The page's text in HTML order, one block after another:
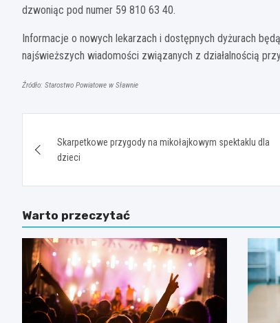
dzwoniąc pod numer 59 810 63 40.
Informacje o nowych lekarzach i dostępnych dyżurach
najświeższych wiadomości związanych z działalnością
Źródło: Starostwo Powiatowe w Sławnie
wpisu
Skarpetkowe przygody na mikołajkowym spektaklu dla
dzieci
Warto przeczytać